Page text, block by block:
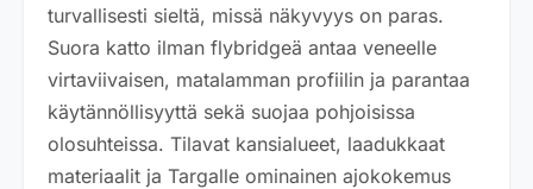
turvallisesti sieltä, missä näkyvyys on paras.
Suora katto ilman flybridgeä antaa veneelle
virtaviivaisen, matalamman profiilin ja parantaa
käytännöllisyyttä sekä suojaa pohjoisissa
olosuhteissa. Tilavat kansialueet, laadukkaat
materiaalit ja Targalle ominainen ajokokemus